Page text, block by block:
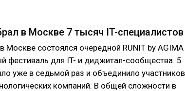
в Москве 7 тысяч IT-специалистов
состоялся очередной RUNIT by AGIMA
фестиваль для IT- и диджитал-сообщества. 5
уже в седьмой раз и объединило участников
компаний. В общей сложности в